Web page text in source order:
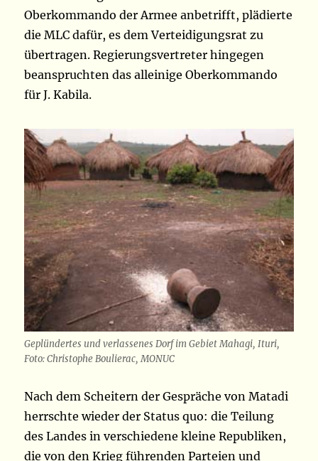
Oberkommando der Armee anbetrifft, plädierte
die MLC dafür, es dem Verteidigungsrat zu
übertragen. Regierungsvertreter hingegen
beanspruchten das alleinige Oberkommando
für J. Kabila.
Geplündertes und verlassenes Dorf im Gebiet Mahagi, Ituri,
Foto: Christophe Boulierac, MONUC
Nach dem Scheitern der Gespräche von Matadi
herrschte wieder der Status quo: die Teilung
des Landes in verschiedene kleine Republiken,
die von den Krieg führenden Parteien und